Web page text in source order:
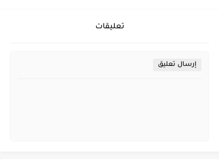
تعليقات
إرسال تعليق